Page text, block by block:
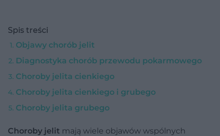
Spis treści
Objawy chorób jelit
Diagnostyka chorób przewodu pokarmowego
Choroby jelita cienkiego
Choroby jelita cienkiego i grubego
Choroby jelita grubego
Choroby jelit mają wiele objawów wspólnych